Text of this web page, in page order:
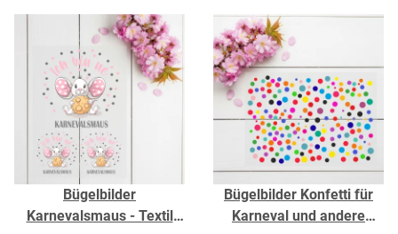
Bügelbilder
Karnevalsmaus - Textil
Bügelbilder Konfetti für
Karneval und andere